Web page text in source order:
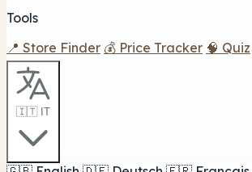
Tools
📍 Store Finder 💰 Price Tracker 🧠 Quiz
🇮🇹 IT